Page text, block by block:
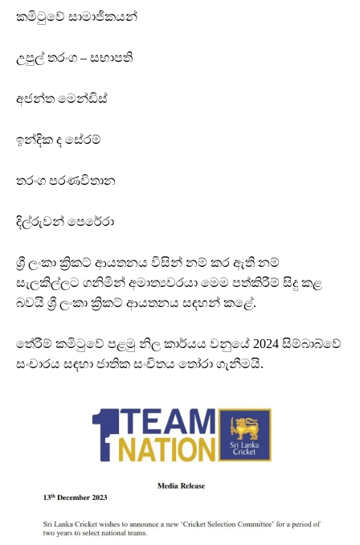
කමිටුවේ සාමාජිකයන්
උපුල් තරංග – සභාපති
අජන්ත මෙන්ඩිස්
ඉන්දික ද සේරම්
තරංග පරණවිතාන
දිල්රුවන් පෙරේරා
ශ්‍රී ලංකා ක්‍රිකට් ආයතනය විසින් නම් කර ඇති නම්
සැලකිල්ලට ගනිමින් අමාත්‍යවරයා මෙම පත්කිරීම් සිදු කළ
බවයි ශ්‍රී ලංකා ක්‍රිකට් ආයතනය සඳහන් කළේ.
තේරීම් කමිටුවේ පළමු නිල කාර්යය වනුයේ 2024 සිම්බාබ්වේ
සංචාරය සඳහා ජාතික සංචිතය තෝරා ගැනීමයි.